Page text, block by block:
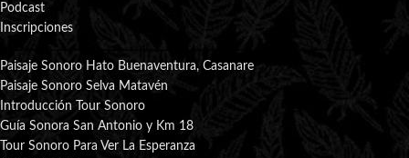
Podcast
Inscripciones
Paisaje Sonoro Hato Buenaventura, Casanare
Paisaje Sonoro Selva Matavén
Introducción Tour Sonoro
Guía Sonora San Antonio y Km 18
Tour Sonoro Para Ver La Esperanza